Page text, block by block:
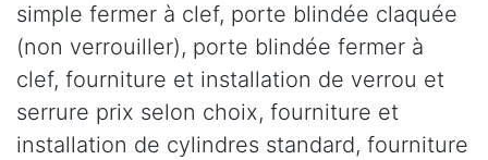
simple fermer à clef, porte blindée claquée
(non verrouiller), porte blindée fermer à
clef, fourniture et installation de verrou et
serrure prix selon choix, fourniture et
installation de cylindres standard, fourniture